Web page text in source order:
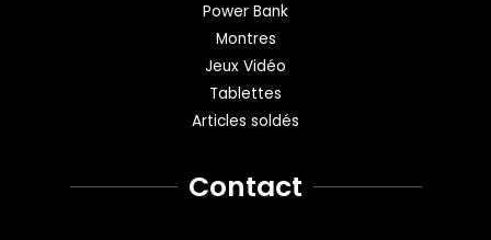
Power Bank
Montres
Jeux Vidéo
Tablettes
Articles soldés
Contact